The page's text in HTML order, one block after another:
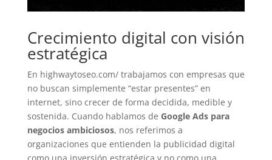
Crecimiento digital con visión
estratégica
En highwaytoseo.com/ trabajamos con empresas que
no buscan simplemente “estar presentes” en
internet, sino crecer de forma decidida, medible y
sostenida. Cuando hablamos de Google Ads para
negocios ambiciosos, nos referimos a
organizaciones que entienden la publicidad digital
como una inversión estratégica y no como una